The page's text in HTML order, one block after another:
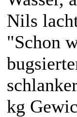
Nils
"Schon
kg